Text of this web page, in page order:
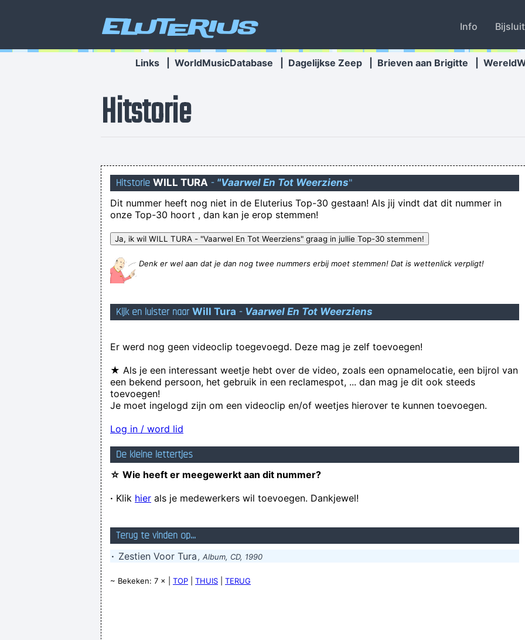
Eluterius Info
Links WorldMusicDatabase Dagelijkse Zeep Brieven aan Brigitte
Hitstorie
Get back to me urgently please, it's very important. I don't know which other way to reach you except
duumke haw uh verreken gekocht duumkes zoon haw t toews gebroacht laank haw gestoken fielefak
joa die wiever die sjiete
Oh ja, dat is een goeie. Wat voor een mensen ken
Wat een theater in slot! Goal van Club afgekeurd, dan goedgekeurd en weer
Hitstorie WILL TURA - "Vaarwel En Tot Weerziens"
Dit nummer heeft nog niet in de Eluterius Top-30 gestaan! Als jij vindt dat dit nummer in
onze Top-30 hoort , dan kan je erop stemmen!
Denk er wel aan dat je dan nog twee nummers erbij moet stemmen! Dat is wettenlick verpligt!
Kijk en luister naar Will Tura - Vaarwel En Tot Weerziens
Er werd nog geen videoclip toegevoegd. Deze mag je zelf toevoegen!
★ Als je een interessant weetje hebt over de video, zoals een opnamelocatie, een bijrol van
een bekend persoon, het gebruik in een reclamespot, ... dan mag je dit ook steeds
toevoegen!
Je moet ingelogd zijn om een videoclip en/of weetjes hierover te kunnen toevoegen.
Log in / word lid
De kleine lettertjes
☆ Wie heeft er meegewerkt aan dit nummer?
· Klik hier als je medewerkers wil toevoegen. Dankjewel!
Terug te vinden op...
· Zestien Voor Tura , Album, CD, 1990
~ Bekeken: 7 × | TOP THUIS TERUG